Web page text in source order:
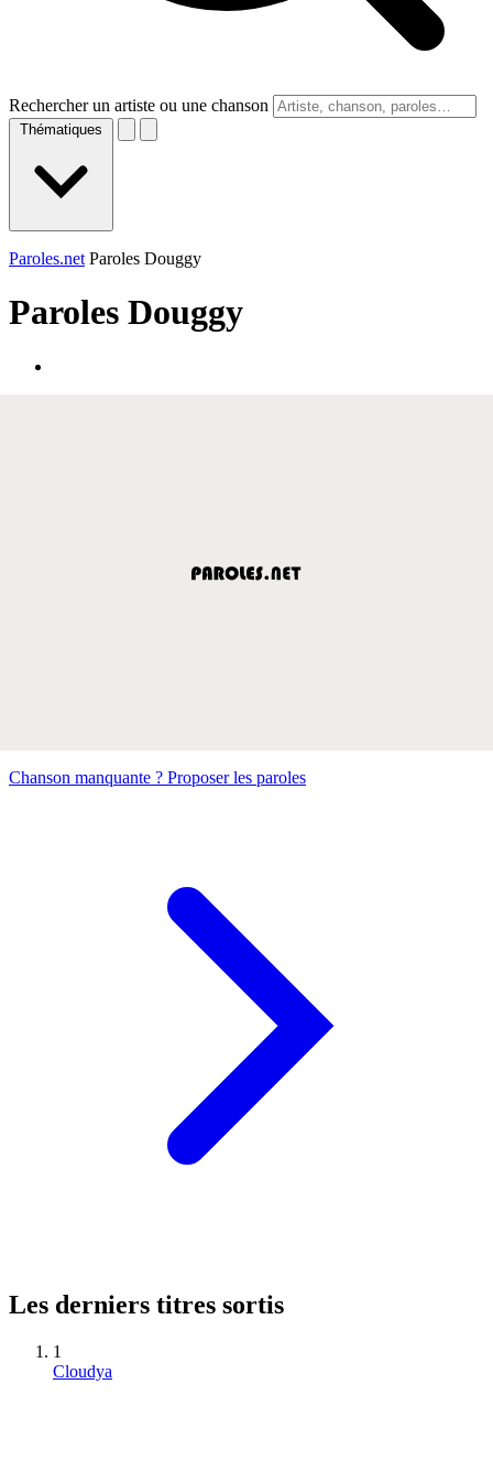
Rechercher un artiste ou une chanson
Thématiques
Paroles.net Paroles Douggy
Paroles Douggy
Chanson manquante ? Proposer les paroles
Les derniers titres sortis
1
Cloudya